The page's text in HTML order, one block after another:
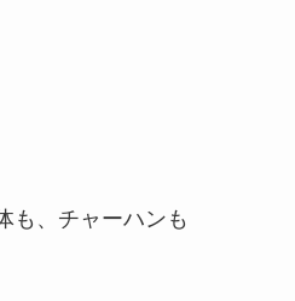
も、チャーハンも